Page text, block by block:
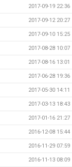
2017-09-19 22:36
2017-09-12 20:27
2017-09-10 15:25
2017-08-28 10:07
2017-08-16 13:01
2017-06-28 19:36
2017-05-30 14:11
2017-03-13 18:43
2017-01-16 21:27
2016-12-08 15:44
2016-11-29 07:59
2016-11-13 08:09